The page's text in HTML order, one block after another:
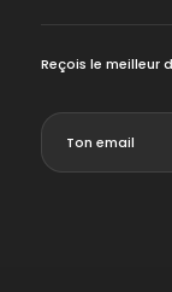
Reçois le meilleur